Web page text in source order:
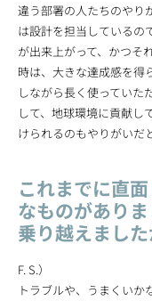
違う部署の人たちのやり
は設計を担当しているの
が出来上がって、かつそ
時は、大きな達成感を得
しながら長く使っていた
して、地球環境に貢献し
けられるのもやりがいだ
これまでに直
なものがあり
乗り越えました
F. S.）
トラブルや、うまくい